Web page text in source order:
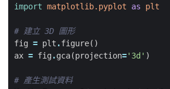
import matplotlib.pyplot as plt
# 建立 3D 圖形
fig = plt .figure()
ax = fig .gca(projection='3d' )
# 產生測試資料